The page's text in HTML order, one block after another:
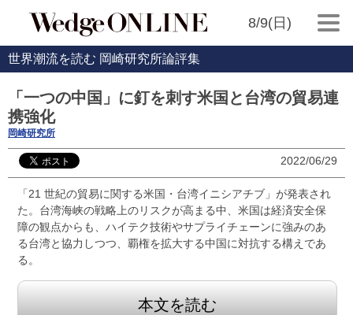
8/9(日)
世界潮流を読む 岡崎研究所論評集
「一つの中国」に釘を刺す米国と台湾の貿易連
携強化
岡崎研究所
2022/06/29
「21 世紀の貿易に関する米国・台湾イニシアチブ」が発表され
た。台湾海峡の戦略上のリスクが高まる中、米国は経済安全保
障の観点からも、ハイテク技術やサプライチェーンに強みのあ
る台湾と協力しつつ、覇権を拡大する中国に対抗する構えであ
る。
本文を読む